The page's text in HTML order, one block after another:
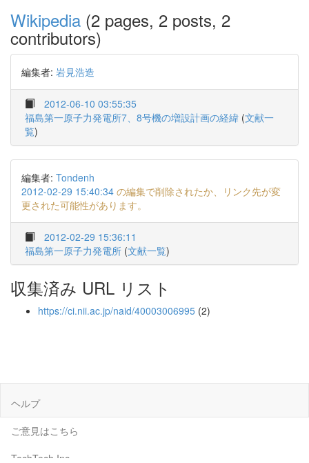
Wikipedia (2 pages, 2 posts, 2
contributors)
編集者: 岩見浩造
2012-06-10 03:55:35
福島第一原子力発電所7、8号機の増設計画の経緯 (文献一
覧)
編集者: Tondenh
2012-02-29 15:40:34 の編集で削除されたか、リンク先が変
更された可能性があります。
2012-02-29 15:36:11
福島第一原子力発電所 (文献一覧)
収集済み URL リスト
https://ci.nii.ac.jp/naid/40003006995 (2)
ヘルプ
ご意見はこちら
TechTech Inc.